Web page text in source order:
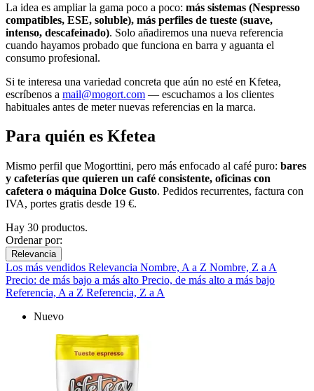
La idea es ampliar la gama poco a poco: más sistemas (Nespresso
compatibles, ESE, soluble), más perfiles de tueste (suave,
intenso, descafeinado). Solo añadiremos una nueva referencia
cuando hayamos probado que funciona en barra y aguanta el
consumo profesional.
Si te interesa una variedad concreta que aún no esté en Kfetea,
escríbenos a mail@mogort.com — escuchamos a los clientes
habituales antes de meter nuevas referencias en la marca.
Para quién es Kfetea
Mismo perfil que Mogorttini, pero más enfocado al café puro: bares
y cafeterías que quieren un café consistente, oficinas con
cafetera o máquina Dolce Gusto. Pedidos recurrentes, factura con
IVA, portes gratis desde 19 €.
Hay 30 productos.
Ordenar por:
Relevancia
Los más vendidos Relevancia Nombre, A a Z Nombre, Z a A
Precio: de más bajo a más alto Precio, de más alto a más bajo
Referencia, A a Z Referencia, Z a A
Nuevo